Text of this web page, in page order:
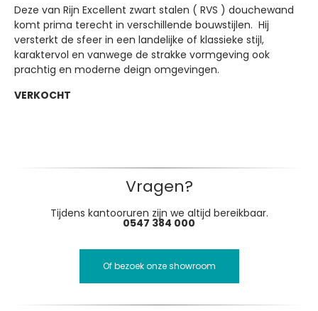
Deze van Rijn Excellent zwart stalen ( RVS ) douchewand
komt prima terecht in verschillende bouwstijlen. Hij
versterkt de sfeer in een landelijke of klassieke stijl,
karaktervol en vanwege de strakke vormgeving ook
prachtig en moderne deign omgevingen.
VERKOCHT
Vragen?
Tijdens kantooruren zijn we altijd bereikbaar.
0547 384 000
Of bezoek onze showroom